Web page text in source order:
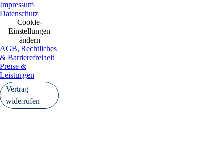
Impressum
Datenschutz
Cookie-
Einstellungen
ändern
AGB, Rechtliches
& Barrierefreiheit
Preise &
Leistungen
Vertrag
widerrufen